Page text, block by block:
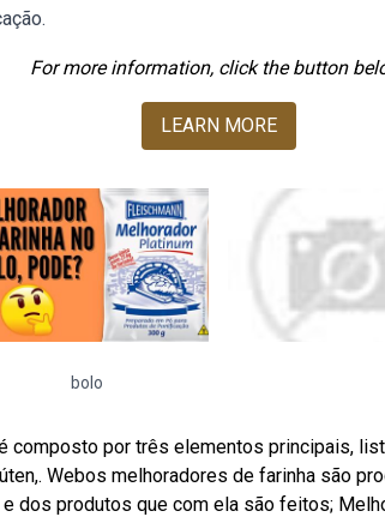
For more information, click the button
LEARN MORE
bolo
composto por três elementos principais,
Webos melhoradores de farinha são
dos produtos que com ela são feitos;